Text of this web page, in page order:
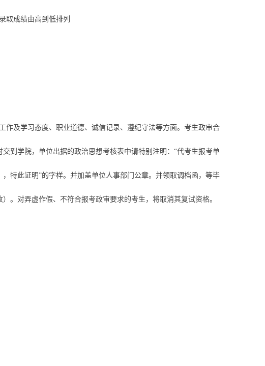
取成绩由高到低排列
作及学习态度、职业道德、诚信记录、遵纪守法等方面。考生政审合
到学院，单位出据的政治思想考核表中请特别注明：“代考生报考单
特此证明”的字样。并加盖单位人事部门公章。并领取调档函，等毕
。对弄虚作假、不符合报考政审要求的考生，将取消其复试资格。